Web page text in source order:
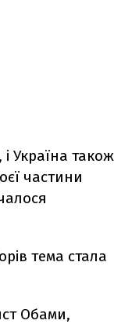
Україна також
частини
тема стала
Обами,